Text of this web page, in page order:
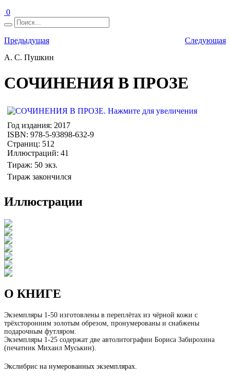
0
Предыдущая
Следующая
А. С. Пушкин
СОЧИНЕНИЯ В ПРОЗЕ
Год издания: 2017
ISBN: 978-5-93898-632-9
Страниц: 512
Иллюстраций: 41
Тираж: 50 экз.
Тираж закончился
Иллюстрации
О КНИГЕ
Экземпляры 1-50 изготовлены в переплётах из чёрной кожи с
трёхсторонним золотым обрезом, пронумерованы и снабжены
подарочным футляром.
Экземпляры 1-25 содержат две автолитографии Бориса Забирохина
(печатник Михаил Муськин).
Экслибрис на нумерованных экземплярах.